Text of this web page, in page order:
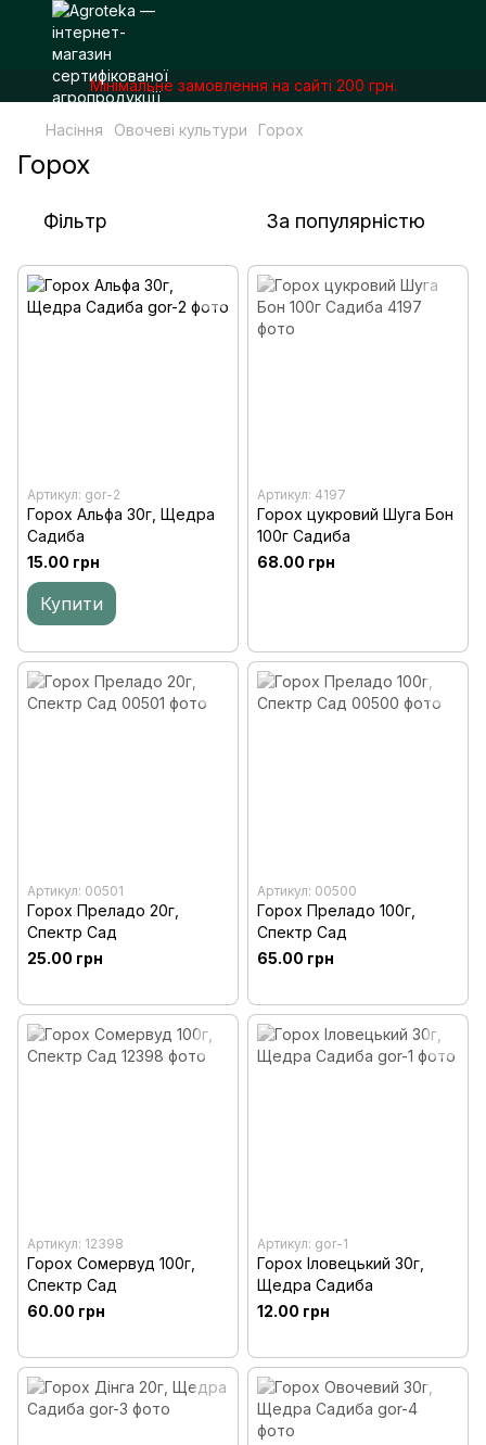
Мінімальне замовлення на сайті 200 грн.
Насіння Овочеві культури Горох
Горох
Фільтр За популярністю
Артикул: gor-2
Горох Альфа 30г, Щедра
Садиба
15.00 грн
Купити
Артикул: 4197
Горох цукровий Шуга Бон
100г Садиба
68.00 грн
Артикул: 00501
Горох Преладо 20г,
Спектр Сад
25.00 грн
Артикул: 00500
Горох Преладо 100г,
Спектр Сад
65.00 грн
Артикул: 12398
Горох Сомервуд 100г,
Спектр Сад
60.00 грн
Артикул: gor-1
Горох Іловецький 30г,
Щедра Садиба
12.00 грн